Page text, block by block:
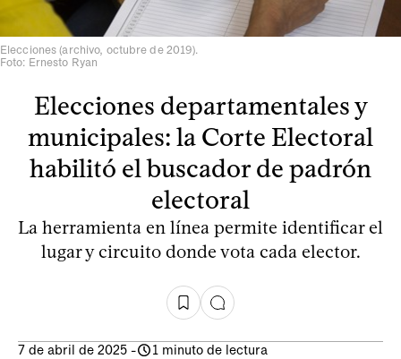
Elecciones (archivo, octubre de 2019).
Foto: Ernesto Ryan
Elecciones departamentales y
municipales: la Corte Electoral
habilitó el buscador de padrón
electoral
La herramienta en línea permite identificar el
lugar y circuito donde vota cada elector.
7 de abril de 2025 - 1 minuto de lectura